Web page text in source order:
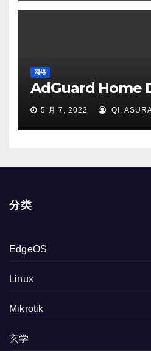
网络
AdGuard Home
5 月 7, 2022 QI,
分类
EdgeOS
Linux
Mikrotik
玄学